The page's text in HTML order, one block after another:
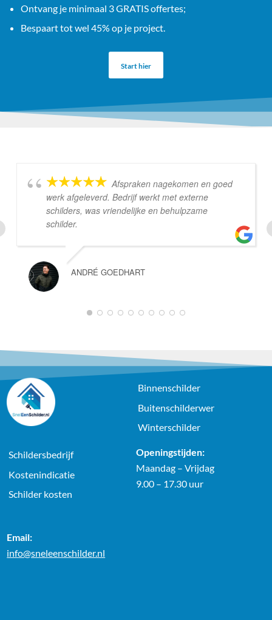
Ontvang je minimaal 3 GRATIS offertes;
Bespaart tot wel 45% op je project.
Start hier
Afspraken nagekomen en goed
werk afgeleverd. Bedrijf werkt met externe
schilders, was vriendelijke en behulpzame
schilder.
ANDRÉ GOEDHART
1 2 3 4 5 6 7 8 9 10
Binnenschilder
Buitenschilderwer
Winterschilder
Schildersbedrijf
Kostenindicatie
Schilder kosten
Openingstijden:
Maandag – Vrijdag
9.00 – 17.30 uur
Email:
info@sneleenschilder.nl